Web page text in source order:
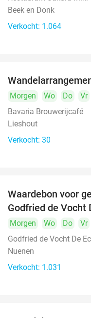
Beek en Donk
Verkocht: 1.064
Morgen Wo Do Vr
Bavaria Brouwerijcafé
Lieshout
Verkocht: 30
Waardebon voor
Godfried de Vocht
Morgen Wo Do Vr
Godfried de Vocht De
Nuenen
Verkocht: 1.031